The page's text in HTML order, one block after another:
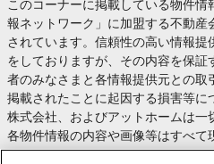
このコーナーに掲載している物件
報ネットワーク」に加盟する不動
されています。信頼性の高い情報提
をしておりますが、その内容を保証
者のみなさまと各情報提供元との
掲載されたことに起因する損害等
株式会社、およびアットホームは一
各物件情報の内容や画像等はすべて
す。